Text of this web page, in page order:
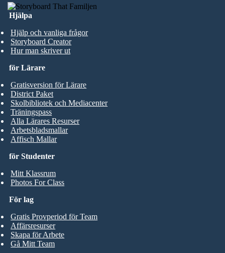
Hjälpa
Hjälp och vanliga frågor
Storyboard Creator
Hur man skriver ut
för Studenter
Mitt Klassrum
Photos For Class
för Lärare
Gratisversion för Lärare
District Paket
Skolbibliotek och Mediacenter
Träningspass
Alla Lärares Resurser
Arbetsbladsmallar
Affisch Mallar
För lag
Gratis Provperiod för Team
Affärsresurser
Skapa för Arbete
Gå Mitt Team